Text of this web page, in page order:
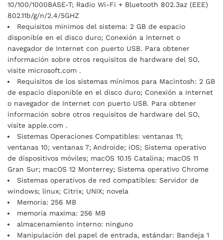
10/100/1000BASE-T; Radio Wi-Fi + Bluetooth 802.3az (EEE)
802.11b/g/n/2.4/5GHZ
Requisitos mínimos del sistema: 2 GB de espacio
disponible en el disco duro; Conexión a Internet o
navegador de Internet con puerto USB. Para obtener
información sobre otros requisitos de hardware del SO,
visite microsoft.com .
Requisitos de los sistemas mínimos para Macintosh: 2 GB
de espacio disponible en el disco duro; Conexión a Internet
o navegador de Internet con puerto USB. Para obtener
información sobre otros requisitos de hardware del SO,
visite apple.com .
Sistemas Operaciones Compatibles: ventanas 11;
ventanas 10; ventanas 7; Androide; iOS; Sistema operativo
de dispositivos móviles; macOS 10.15 Catalina; macOS 11
Gran Sur; macOS 12 Monterrey; Sistema operativo Chrome
Sistemas operativos de red compatibles: Servidor de
windows; linux; Citrix; UNIX; novela
Memoria: 256 MB
memoria maxima: 256 MB
almacenamiento interno: ninguno
Manipulación del papel de entrada, estándar: Bandeja 1